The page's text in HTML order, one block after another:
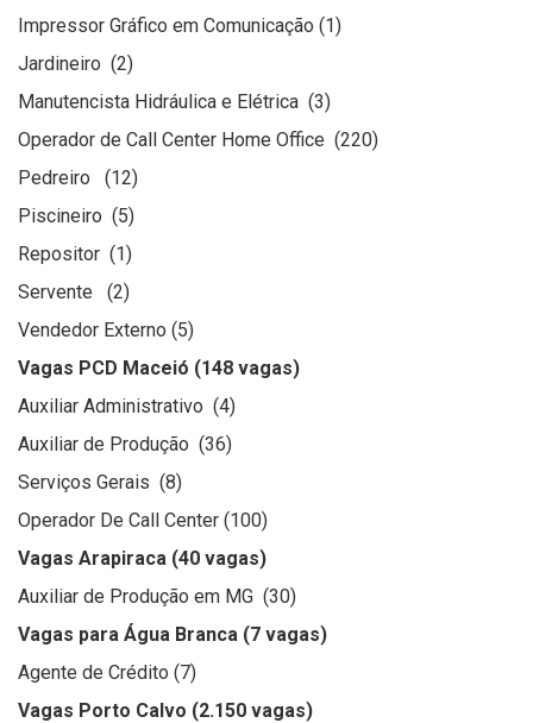
Impressor Gráfico em Comunicação (1)
Jardineiro (2)
Manutencista Hidráulica e Elétrica (3)
Operador de Call Center Home Office (220)
Pedreiro (12)
Piscineiro (5)
Repositor (1)
Servente (2)
Vendedor Externo (5)
Vagas PCD Maceió (148 vagas)
Auxiliar Administrativo (4)
Auxiliar de Produção (36)
Serviços Gerais (8)
Operador De Call Center (100)
Vagas Arapiraca (40 vagas)
Auxiliar de Produção em MG (30)
Vagas para Água Branca (7 vagas)
Agente de Crédito (7)
Vagas Porto Calvo (2.150 vagas)